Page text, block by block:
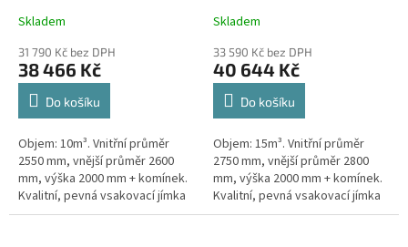
Průměrné
produktu
je
5,0
hvězdiček.
Skladem
31 790 Kč bez DPH
38 466 Kč
Do košíku
Objem: 10m³. Vnitřní průměr
2550 mm, vnější průměr 2600
mm, výška 2000 mm + komínek.
Kvalitní, pevná vsakovací jímka
(nádrž) bez potřeby
Průměrné
produktu
je
5,0
hvězdiček.
Skladem
33 590 Kč bez DPH
40 644 Kč
Do košíku
Objem: 15m³. Vnitřní průměr
2750 mm, vnější průměr 2800
mm, výška 2000 mm + komínek.
Kvalitní, pevná vsakovací jímka
(nádrž) bez potřeby